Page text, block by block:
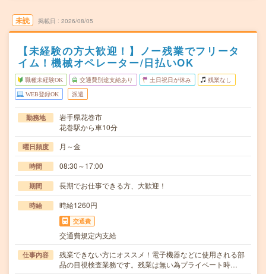
未読 掲載日 2026/08/05
【未経験の方大歓迎！】ノー残業でフリータ
イム！機械オペレーター/日払いOK
職種未経験OK 交通費別途支給あり 土日祝日が休み 残業なし
WEB登録OK 派遣
勤務地
岩手県花巻市
花巻駅から車10分
曜日頻度 月～金
時間 08:30～17:00
期間 長期でお仕事できる方、大歓迎！
時給 時給1260円
交通費
交通費規定内支給
仕事内容
残業できない方にオススメ！電子機器などに使用される部
品の目視検査業務です。残業は無い為プライベート時…